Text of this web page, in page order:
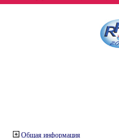
Общая информация